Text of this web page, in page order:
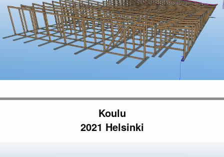
Koulu
2021 Helsinki